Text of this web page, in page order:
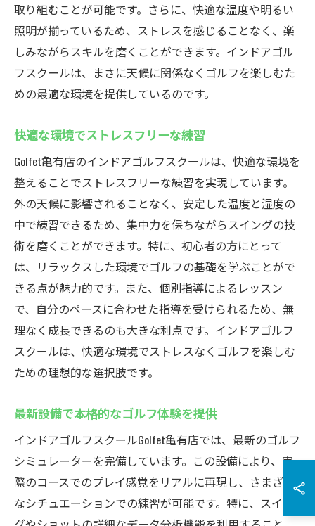
取り組むことが可能です。さらに、快適な温度や明るい
照明が揃っているため、ストレスを感じることなく、楽
しみながらスキルを磨くことができます。インドアゴル
フスクールは、まさに天候に関係なくゴルフを楽しむた
めの最適な環境を提供しているのです。
快適な環境でストレスフリーな練習
Golfet亀有店のインドアゴルフスクールは、快適な環境を
整えることでストレスフリーな練習を実現しています。
外の天候に影響されることなく、安定した温度と湿度の
中で練習できるため、集中力を保ちながらスイングの技
術を磨くことができます。特に、初心者の方にとって
は、リラックスした環境でゴルフの基礎を学ぶことがで
きる点が魅力的です。また、個別指導によるレッスン
で、自分のペースに合わせた指導を受けられるため、無
理なく成長できるのも大きな利点です。インドアゴルフ
スクールは、快適な環境でストレスなくゴルフを楽しむ
ための理想的な選択肢です。
最新設備で本格的なゴルフ体験を提供
インドアゴルフスクールGolfet亀有店では、最新のゴルフ
シミュレーターを完備しています。この設備により、実
際のコースでのプレイ感覚をリアルに再現し、さまざま
なシチュエーションでの練習が可能です。特に、スイン